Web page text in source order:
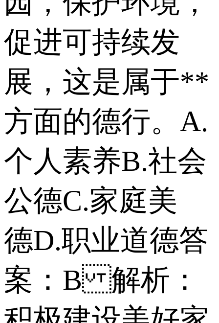
促进可持续发
展，这是属于**
方面的德行。 A.
个人素养 B.社会
公德 C.家庭美
德 D.职业道德 答
案：B 解析：